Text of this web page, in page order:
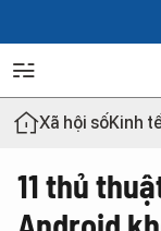
Xã hội sốKinh
11 thủ